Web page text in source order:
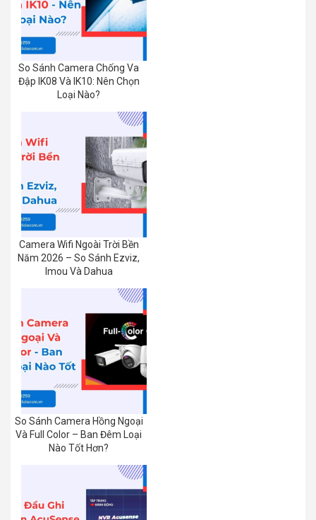
So Sánh Camera Chống Va
Đập IK08 Và IK10: Nên Chọn
Loại Nào?
Camera Wifi Ngoài Trời Bền
Năm 2026 – So Sánh Ezviz,
Imou Và Dahua
So Sánh Camera Hồng Ngoại
Và Full Color – Ban Đêm Loại
Nào Tốt Hơn?